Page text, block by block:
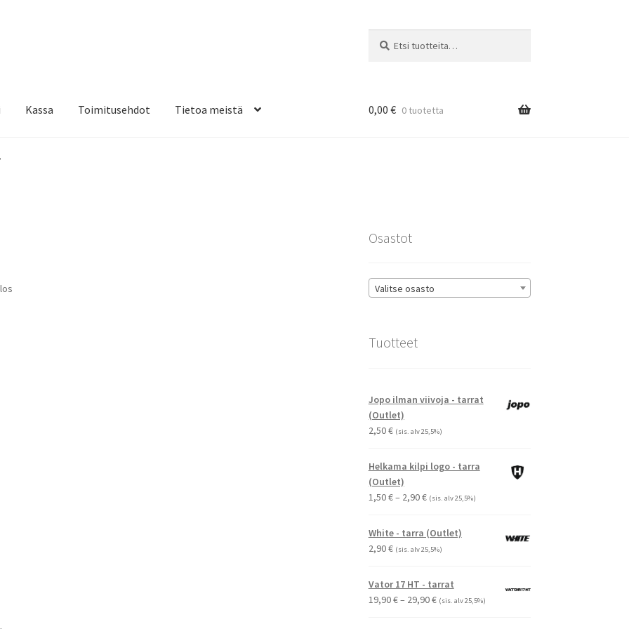
Kassa Toimitusehdot Tietoa meistä
& teippausten poisto
0,00 € 0 tuotetta
Osastot
Valitse osasto
Tuotteet
Jopo ilman viivoja - tarrat
(Outlet)
2,50€ (sis. alv 25,5%)
Helkama kilpi logo - tarra
(Outlet)
1,50€– 2,90€Hintaluokka:
-
(sis. alv 25,5%)
White - tarra (Outlet)
2,90€ (sis. alv 25,5%)
Vator 17 HT - tarrat
19,90€– 29,90€Hintaluokka:
(sis. alv 25,5%)